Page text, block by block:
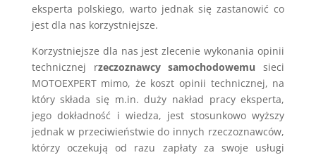
eksperta polskiego, warto jednak się zastanowić co
jest dla nas korzystniejsze.
Korzystniejsze dla nas jest zlecenie wykonania opinii
technicznej rzeczoznawcy samochodowemu sieci
MOTOEXPERT mimo, że koszt opinii technicznej, na
który składa się m.in. duży nakład pracy eksperta,
jego dokładność i wiedza, jest stosunkowo wyższy
jednak w przeciwieństwie do innych rzeczoznawców,
którzy oczekują od razu zapłaty za swoje usługi